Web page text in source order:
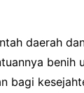
daerah
benih
bagi